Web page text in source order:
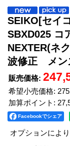
SEIKO[セイ
SBXD025 コ
NEXTER(ネ
波修正 メン
販売価格:
希望小売価格:
加算ポイント:
Facebookでシェア
オプションによ